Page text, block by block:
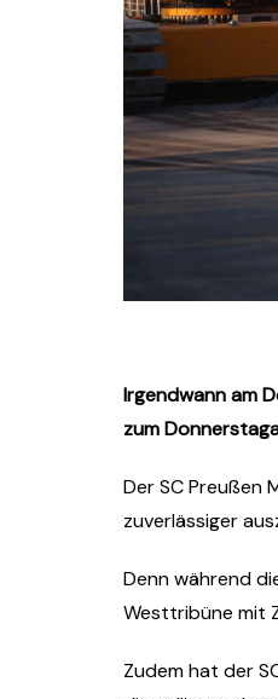
Irgendwann am
zum
Der SC Preußen
zuverlässiger
Denn während
Westtribüne mit
Zudem hat der